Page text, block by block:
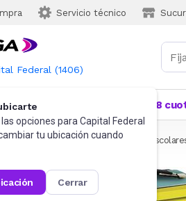
Servicio técnico
Federal (1406)
opciones para Capital Federal
tu ubicación cuando
cerrar
Más Vendidos 18
Accesorios Luncheras